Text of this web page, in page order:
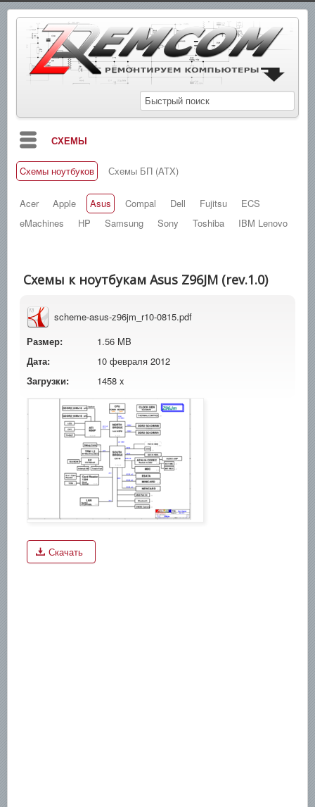
СХЕМЫ
БЛОГ
МАНУАЛЫ
СПРАВОЧНИКИ
НОВОСТИ
ПОИСК
Cхемы ноутбуков Схемы БП (ATX)
Acer Apple Asus Compal Dell Fujitsu
ECS
eMachines
HP Samsung Sony Toshiba IBM Lenovo
Схемы к ноутбукам Asus Z96JM (rev.1.0)
scheme-asus-z96jm_r10-0815.pdf
Размер:
1.56 MB
Дата:
10 февраля 2012
Загрузки:
1458 x
Скачать